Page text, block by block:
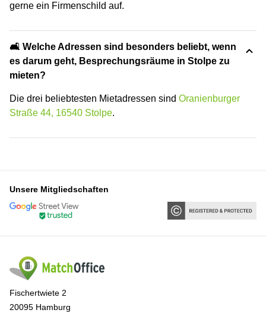
gerne ein Firmenschild auf.
🛋️ Welche Adressen sind besonders beliebt, wenn
es darum geht, Besprechungsräume in Stolpe zu
mieten?
Die drei beliebtesten Mietadressen sind Oranienburger
Straße 44, 16540 Stolpe.
Unsere Mitgliedschaften
Fischertwiete 2
20095 Hamburg